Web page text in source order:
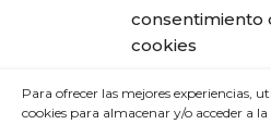
consentimiento
cookies
Para ofrecer las mejores experiencias,
cookies para almacenar y/o acceder a
Relaciones laborales (11)